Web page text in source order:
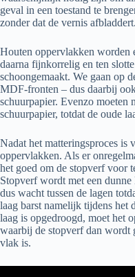
geval in een toestand te
zonder dat de vernis afbladdert.
Houten oppervlakken worden
daarna fijnkorrelig en ten
schoongemaakt. We gaan op
MDF-fronten – dus daarbij
schuurpapier. Evenzo moeten
schuurpapier, totdat de oude
Nadat het matteringsproces
oppervlakken. Als er
het goed om de stopverf voor
Stopverf wordt met een dunne
dus wacht tussen de lagen
laag barst namelijk tijdens het
laag is opgedroogd, moet het
waarbij de stopverf dan wordt
vlak is.